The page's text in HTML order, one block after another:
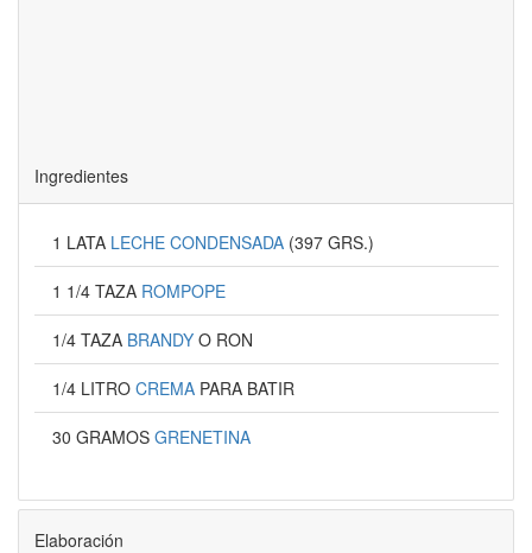
Ingredientes
1 LATA LECHE CONDENSADA (397 GRS.)
1 1/4 TAZA ROMPOPE
1/4 TAZA BRANDY O RON
1/4 LITRO CREMA PARA BATIR
30 GRAMOS GRENETINA
Elaboración